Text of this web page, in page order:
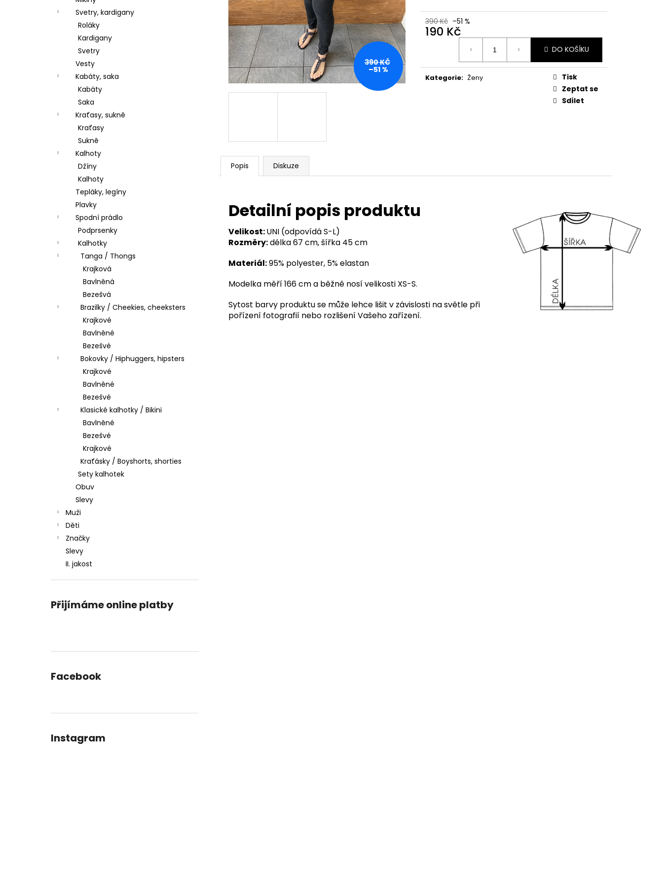
Svetry, kardigany
Roláky
Kardigany
Svetry
Vesty
Kabáty, saka
Kabáty
Saka
Kraťasy, sukně
Kraťasy
Sukně
Kalhoty
Džíny
Kalhoty
Tepláky, legíny
Plavky
Spodní prádlo
Podprsenky
Kalhotky
Tanga / Thongs
Krajková
Bavlněná
Bezešvá
Brazilky / Cheekies, cheeksters
Krajkové
Bavlněné
Bezešvé
Bokovky / Hiphuggers, hipsters
Krajkové
Bavlněné
Bezešvé
Klasické kalhotky / Bikini
Bavlněné
Bezešvé
Krajkové
Kraťásky / Boyshorts, shorties
Sety kalhotek
Obuv
Slevy
Muži
Děti
Značky
Slevy
II. jakost
Přijímáme online platby
Facebook
Instagram
390 Kč –51 %
190 Kč
DO KOŠÍKU
Kategorie: Ženy
Tisk
Zeptat se
Sdílet
390 KČ
–51 %
Popis Diskuze
Detailní popis produktu
Velikost:UNI (odpovídá S-L)
Rozměry:délka 67 cm, šířka 45 cm
Materiál:95% polyester, 5% elastan
Modelka měří 166 cm a běžně nosí velikosti XS-S.
Sytost barvy produktu se může lehce lišit v závislosti na světle při
pořízení fotografií nebo rozlišení Vašeho zařízení.